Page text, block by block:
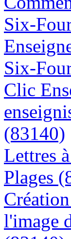
Six-
Six-
Clic
(83140)
Lettres
Plages
l'image